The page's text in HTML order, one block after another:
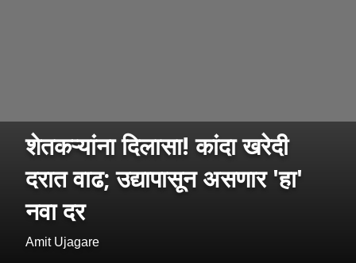
शेतकऱ्यांना दिलासा! कांदा खरेदी
दरात वाढ; उद्यापासून असणार 'हा'
नवा दर
Amit Ujagare